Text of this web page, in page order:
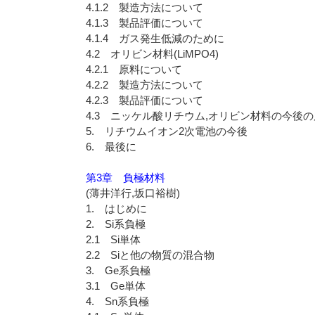
4.1.2 製造方法について
4.1.3 製品評価について
4.1.4 ガス発生低減のために
4.2 オリビン材料(LiMPO4)
4.2.1 原料について
4.2.2 製造方法について
4.2.3 製品評価について
4.3 ニッケル酸リチウム,オリビン材料の今後
5. リチウムイオン2次電池の今後
6. 最後に
第3章 負極材料
(薄井洋行,坂口裕樹)
1. はじめに
2. Si系負極
2.1 Si単体
2.2 Siと他の物質の混合物
3. Ge系負極
3.1 Ge単体
4. Sn系負極